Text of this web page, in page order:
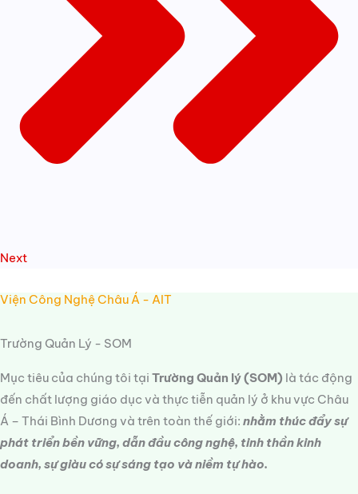
Next
Viện Công Nghệ Châu Á - AIT
Trường Quản Lý - SOM
Mục tiêu của chúng tôi tại Trường Quản lý (SOM) là tác động
đến chất lượng giáo dục và thực tiễn quản lý ở khu vực Châu
Á – Thái Bình Dương và trên toàn thế giới: nhằm thúc đẩy sự
phát triển bền vững, dẫn đầu công nghệ, tinh thần kinh
doanh, sự giàu có sự sáng tạo và niềm tự hào.